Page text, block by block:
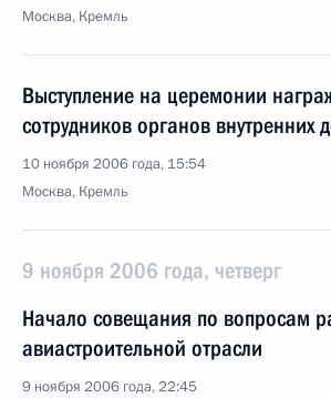
Москва, Кремль
Выступление на церемонии
сотрудников органов внутренних
10 ноября 2006 года, 15:54
Москва, Кремль
9 ноября 2006 года, четверг
Начало совещания по вопросам
авиастроительной отрасли
9 ноября 2006 года, 22:45